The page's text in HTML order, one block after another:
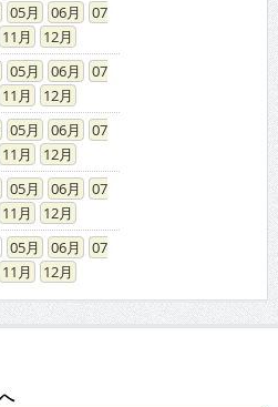
05 06
07
11
12
05 06
07
11
12
05 06
07
11
12
05 06
07
11
12
05 06
07
11 12